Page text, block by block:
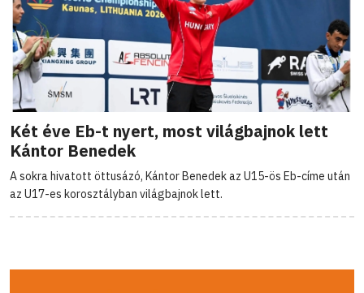
Két éve Eb-t nyert, most világbajnok lett
Kántor Benedek
A sokra hivatott öttusázó, Kántor Benedek az U15-ös Eb-címe után
az U17-es korosztályban világbajnok lett.